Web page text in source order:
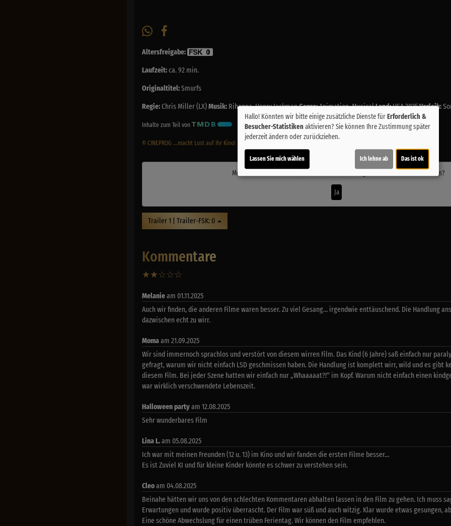
Altersfreigabe:
Laufzeit:ca. 92 min.
Originaltitel:Smurfs
Regie:Chris Miller (LX)Musik: Rihanna, Henry JackmanGenre:Animation, MusicalLand:USA 2025Verleih:
Inhalte zum Teil von
© CINEPROG ...macht Lust auf Ihr Kino!
Möchten Sie von bereitgestellte externe Inhalte laden?
Ja
Trailer 1 | Trailer-FSK: 0
Kommentare
★★☆☆☆
Melanieam 01.11.2025
Auch wir finden, die anderen Filme waren besser. Zu viel Gesang… irgendwie enttäuschend. Die Handlung
dazwischen echt zu wirr.
Momaam 21.09.2025
Wir sind immernoch sprachlos und verstört von diesem wirren Film. Das Kind (6 Jahre) saß einfach nur
gefragt, warum wir nicht einfach LSD geschmissen haben. Die Handlung ist komplett wirr, wild und es gibt
diesem Film. Bei jeder Szene hatten wir einfach nur „Whaaaaat?!“ im Kopf. Warum nicht einfach einen
war wirklich verschwendete Lebenszeit.
Halloween partyam 12.08.2025
Sehr wunderbares Film
Lina L.am 05.08.2025
Ich war mit meinen Freunden (12 u. 13) im Kino und wir fanden die ersten Filme besser…
Es ist Zuviel KI und für kleine Kinder könnte es schwer zu verstehen sein.
Cleoam 04.08.2025
Beinahe hätten wir uns von den schlechten Kommentaren abhalten lassen in den Film zu gehen. Ich muss
Erwartungen und wurde positiv überrascht. Der Film war süß und auch witzig. Klar wurde etwas gesungen,
Eine schöne Abwechslung für einen trüben Ferientag. Wir können den Film empfehlen.
Hallo! Könnten wir bitte einige zusätzliche Dienste fürErforderlich &
Besucher-Statistikenaktivieren? Sie können Ihre Zustimmung später
jederzeit ändern oder zurückziehen.
Lassen Sie mich wählen Ich lehne ab Das ist ok